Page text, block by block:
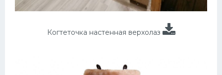
Когтеточка настенная верхолаз